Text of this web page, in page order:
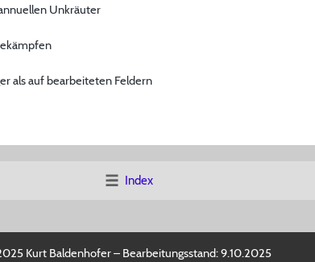
Unkräuter
als auf bearbeiteten Feldern
Index
Kurt Baldenhofer – Bearbeitungsstand:9.10.2025